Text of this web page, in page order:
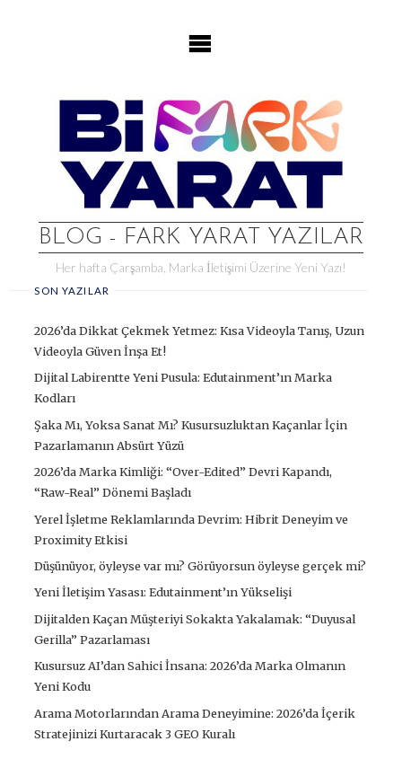
BLOG - FARK YARAT YAZILAR
Her hafta Çarşamba, Marka İletişimi Üzerine Yeni Yazı!
SON YAZILAR
2026’da Dikkat Çekmek Yetmez: Kısa Videoyla Tanış, Uzun
Videoyla Güven İnşa Et!
Dijital Labirentte Yeni Pusula: Edutainment’ın Marka
Kodları
Şaka Mı, Yoksa Sanat Mı? Kusursuzluktan Kaçanlar İçin
Pazarlamanın Absürt Yüzü
2026’da Marka Kimliği: “Over-Edited” Devri Kapandı,
“Raw-Real” Dönemi Başladı
Yerel İşletme Reklamlarında Devrim: Hibrit Deneyim ve
Proximity Etkisi
Düşünüyor, öyleyse var mı? Görüyorsun öyleyse gerçek mi?
Yeni İletişim Yasası: Edutainment’ın Yükselişi
Dijitalden Kaçan Müşteriyi Sokakta Yakalamak: “Duyusal
Gerilla” Pazarlaması
Kusursuz AI’dan Sahici İnsana: 2026’da Marka Olmanın
Yeni Kodu
Arama Motorlarından Arama Deneyimine: 2026’da İçerik
Stratejinizi Kurtaracak 3 GEO Kuralı